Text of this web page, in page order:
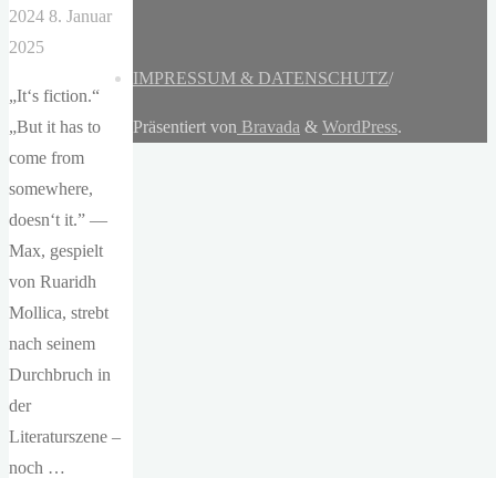
2024 8. Januar
2025
„It‘s fiction.“
„But it has to
come from
somewhere,
doesn‘t it.” —
Max, gespielt
von Ruaridh
Mollica, strebt
nach seinem
Durchbruch in
der
Literaturszene –
noch …
IMPRESSUM & DATENSCHUTZ/
Präsentiert von Bravada & WordPress.